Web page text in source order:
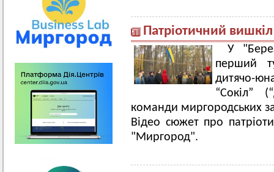
Патріотичний вишкіл
У
перший
дитячо-
“Сокіл”
команди миргородських
Відео сюжет про
"Миргород".